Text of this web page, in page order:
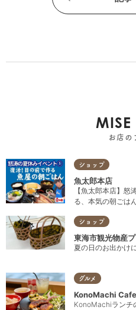
お店の
ショップ
魚太郎本店
【魚太郎本店】
る、本気の朝ごは
ショップ
東海市観光物産
夏の日のお出かけ
グルメ
KonoMachi
KonoMachiランチ